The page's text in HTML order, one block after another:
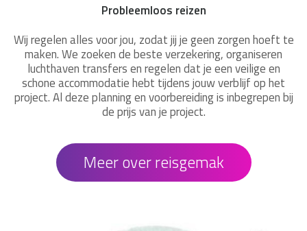
Probleemloos reizen
Wij regelen alles voor jou, zodat jij je geen zorgen hoeft te
maken. We zoeken de beste verzekering, organiseren
luchthaven transfers en regelen dat je een veilige en
schone accommodatie hebt tijdens jouw verblijf op het
project. Al deze planning en voorbereiding is inbegrepen bij
de prijs van je project.
Meer over reisgemak